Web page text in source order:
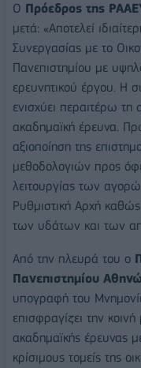
Ο Πρόεδρος της
μετά: «Αποτελεί
Συνεργασίας με το
Πανεπιστημίου με
ερευνητικού έργου. Η
ενισχύει περαιτέρω
ακαδημαϊκή έρευνα.
αξιοποίηση της
μεθοδολογιών προς
λειτουργίας των
Ρυθμιστική Αρχή
των υδάτων και των
Από την πλευρά του ο
Πανεπιστημίου
υπογραφή του
επισφραγίζει την
ακαδημαϊκής έρευνας
κρίσιμους τομείς της